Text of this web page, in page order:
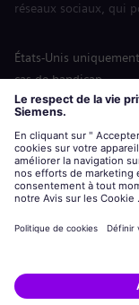
réseaux sociaux, qui
États-Unis
cas de handicap
Labor Condition
siemens-energy.com
Informations sur
Siemens Energy est